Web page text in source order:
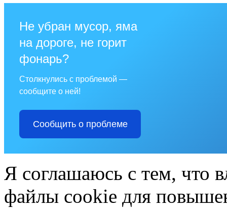
Не убран мусор, яма
на дороге, не горит
фонарь?
Столкнулись с проблемой —
сообщите о ней!
Сообщить о проблеме
Я соглашаюсь с тем, что
файлы cookie для